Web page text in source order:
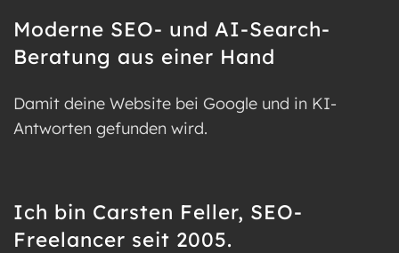
Moderne SEO- und AI-Search-
Beratung aus einer Hand
Damit deine Website bei Google und in KI-
Antworten gefunden wird.
Ich bin Carsten Feller, SEO-
Freelancer seit 2005.